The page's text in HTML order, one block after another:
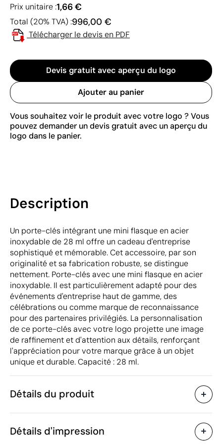
Prix unitaire :1,66 €
Total (20% TVA) :996,00 €
Télécharger le devis en PDF
Devis gratuit avec aperçu du logo
Ajouter au panier
Vous souhaitez voir le produit avec votre logo ? Vous
pouvez demander un devis gratuit avec un aperçu du
logo dans le panier.
Description
Un porte-clés intégrant une mini flasque en acier
inoxydable de 28 ml offre un cadeau d'entreprise
sophistiqué et mémorable. Cet accessoire, par son
originalité et sa fabrication robuste, se distingue
nettement. Porte-clés avec une mini flasque en acier
inoxydable. Il est particulièrement adapté pour des
événements d'entreprise haut de gamme, des
célébrations ou comme marque de reconnaissance
pour des partenaires privilégiés. La personnalisation
de ce porte-clés avec votre logo projette une image
de raffinement et d'attention aux détails, renforçant
l'appréciation pour votre marque grâce à un objet
unique et durable. Capacité : 28 ml.
Détails du produit
Caractéristiques
Code du produit
Détails d'impression